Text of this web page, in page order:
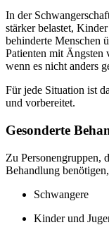
In der
stärker belastet,
behinderte Menschen
Patienten mit Ängsten
wenn es nicht anders
Für jede Situation ist
und vorbereitet.
Gesonderte
Zu Personengruppen,
Behandlung
Schwangere
Kinder und